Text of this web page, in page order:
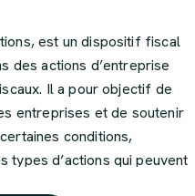
est un dispositif fiscal
des actions d’entreprise
Il a pour objectif de
entreprises et de soutenir
conditions,
types d’actions qui peuvent